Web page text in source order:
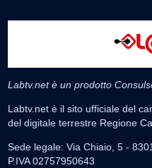
Labtv.net è un prodotto
Labtv.net è il sito ufficiale del
del digitale terrestre Regione
Sede legale: Via Chiaio, 5 -
P.IVA 02757950643